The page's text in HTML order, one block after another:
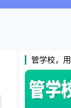
管学校，